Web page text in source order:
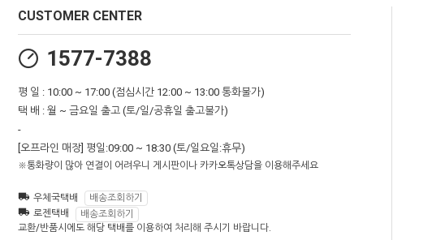
CUSTOMER CENTER
1577-7388
평 일 : 10:00 ~ 17:00 (점심시간 12:00 ~ 13:00 통화불가)
택 배 : 월 ~ 금요일 출고 (토/일/공휴일 출고불가)
-
[오프라인 매장] 평일:09:00 ~ 18:30 (토/일요일:휴무)
※통화량이 많아 연결이 어려우니 게시판이나 카카오톡상담을 이용해주세요
우체국택배
배송조회하기
로젠택배
배송조회하기
교환/반품시에도 해당 택배를 이용하여 처리해 주시기 바랍니다.